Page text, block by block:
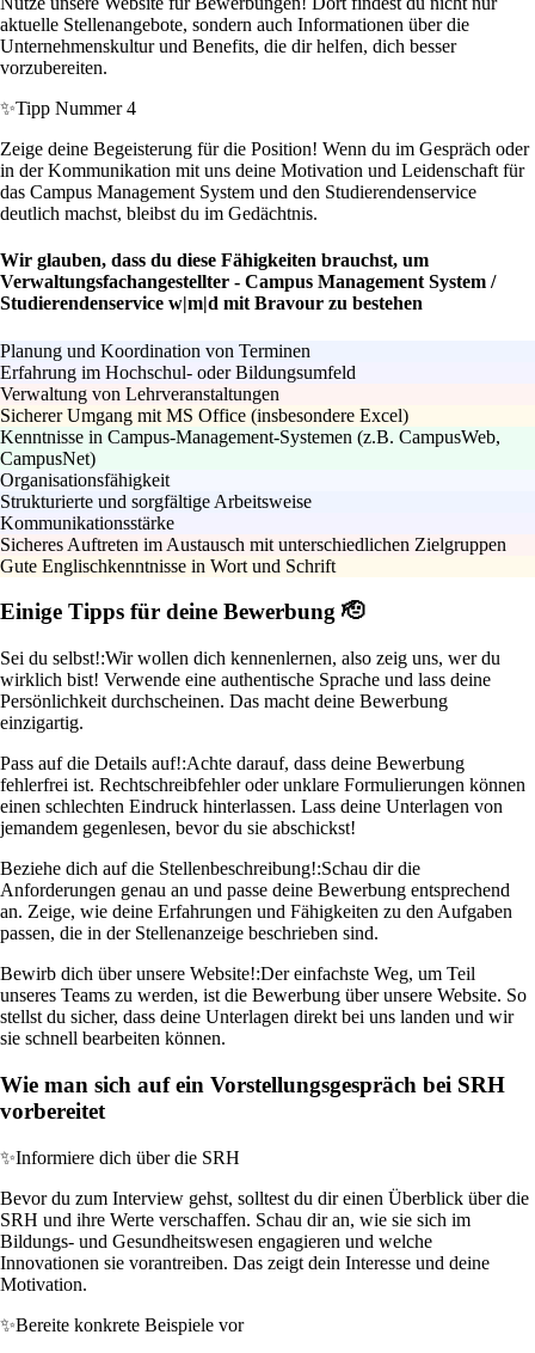
aktuelle Stellenangebote, sondern auch Informationen über die
Unternehmenskultur und Benefits, die dir helfen, dich besser
vorzubereiten.
✨Tipp Nummer 4
Zeige deine Begeisterung für die Position! Wenn du im Gespräch oder
in der Kommunikation mit uns deine Motivation und Leidenschaft für
das Campus Management System und den Studierendenservice
deutlich machst, bleibst du im Gedächtnis.
Wir glauben, dass du diese Fähigkeiten brauchst, um
Verwaltungsfachangestellter - Campus Management System /
Studierendenservice w|m|d mit Bravour zu bestehen
Planung und Koordination von Terminen
Erfahrung im Hochschul- oder Bildungsumfeld
Verwaltung von Lehrveranstaltungen
Sicherer Umgang mit MS Office (insbesondere Excel)
Kenntnisse in Campus-Management-Systemen (z.B. CampusWeb,
CampusNet)
Organisationsfähigkeit
Strukturierte und sorgfältige Arbeitsweise
Kommunikationsstärke
Sicheres Auftreten im Austausch mit unterschiedlichen Zielgruppen
Gute Englischkenntnisse in Wort und Schrift
Einige Tipps für deine Bewerbung 🫡
Sei du selbst!:Wir wollen dich kennenlernen, also zeig uns, wer du
wirklich bist! Verwende eine authentische Sprache und lass deine
Persönlichkeit durchscheinen. Das macht deine Bewerbung
einzigartig.
Pass auf die Details auf!:Achte darauf, dass deine Bewerbung
fehlerfrei ist. Rechtschreibfehler oder unklare Formulierungen können
einen schlechten Eindruck hinterlassen. Lass deine Unterlagen von
jemandem gegenlesen, bevor du sie abschickst!
Beziehe dich auf die Stellenbeschreibung!:Schau dir die
Anforderungen genau an und passe deine Bewerbung entsprechend
an. Zeige, wie deine Erfahrungen und Fähigkeiten zu den Aufgaben
passen, die in der Stellenanzeige beschrieben sind.
Bewirb dich über unsere Website!:Der einfachste Weg, um Teil
unseres Teams zu werden, ist die Bewerbung über unsere Website. So
stellst du sicher, dass deine Unterlagen direkt bei uns landen und wir
sie schnell bearbeiten können.
Wie man sich auf ein Vorstellungsgespräch bei SRH
vorbereitet
✨Informiere dich über die SRH
Bevor du zum Interview gehst, solltest du dir einen Überblick über die
SRH und ihre Werte verschaffen. Schau dir an, wie sie sich im
Bildungs- und Gesundheitswesen engagieren und welche
Innovationen sie vorantreiben. Das zeigt dein Interesse und deine
Motivation.
✨Bereite konkrete Beispiele vor